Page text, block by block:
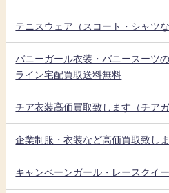
テニスウェア（スコート・シャツ
バニーガール衣装・バニースーツ
ライン宅配買取送料無料
チア衣装高価買取致します（チア
企業制服・衣装など高価買取致し
キャンペーンガール・レースクイ